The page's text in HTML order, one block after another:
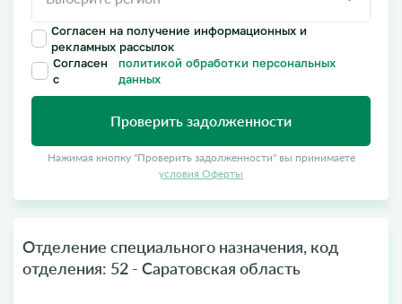
Согласен на получение информационных и
рекламных рассылок
Согласен
с
политикой обработки персональных
данных
Проверить задолженности
Нажимая кнопку "Проверить задолженности" вы принимаете
условия Оферты
Отделение специального назначения, код
отделения: 52 - Саратовская область